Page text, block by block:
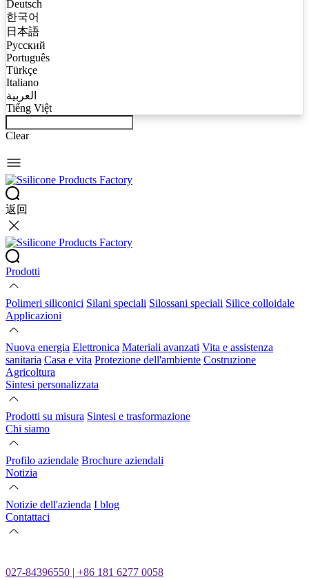
Deutsch
한국어
日本語
Русский
Português
Türkçe
Italiano
العربية
Tiếng Việt
Clear
返回
Prodotti
Polimeri siliconici Silani speciali Silossani speciali Silice colloidale
Applicazioni
Nuova energia Elettronica Materiali avanzati Vita e assistenza
sanitaria Casa e vita Protezione dell'ambiente Costruzione
Agricoltura
Sintesi personalizzata
Prodotti su misura Sintesi e trasformazione
Chi siamo
Profilo aziendale Brochure aziendali
Notizia
Notizie dell'azienda I blog
Contattaci
027-84396550 | +86 181 6277 0058